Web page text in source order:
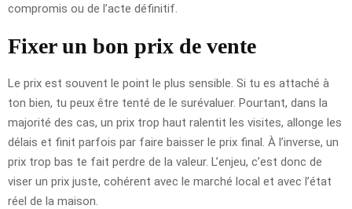
compromis ou de l’acte définitif.
Fixer un bon prix de vente
Le prix est souvent le point le plus sensible. Si tu es attaché à
ton bien, tu peux être tenté de le surévaluer. Pourtant, dans la
majorité des cas, un prix trop haut ralentit les visites, allonge les
délais et finit parfois par faire baisser le prix final. À l’inverse, un
prix trop bas te fait perdre de la valeur. L’enjeu, c’est donc de
viser un prix juste, cohérent avec le marché local et avec l’état
réel de la maison.